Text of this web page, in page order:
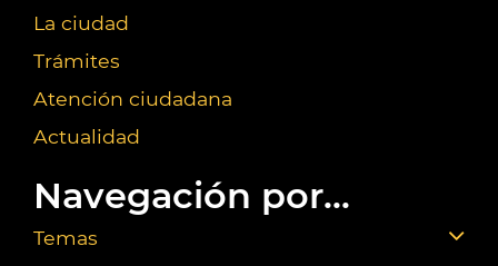
La ciudad
Trámites
Atención ciudadana
Actualidad
Navegación por...
Temas